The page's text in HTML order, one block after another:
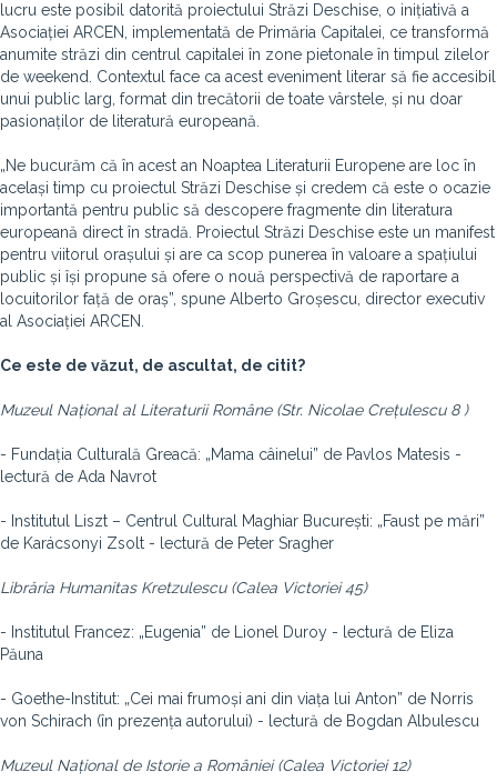
lucru este posibil datorită proiectului Străzi Deschise, o inițiativă a
Asociației ARCEN, implementată de Primăria Capitalei, ce transformă
anumite străzi din centrul capitalei în zone pietonale în timpul zilelor
de weekend. Contextul face ca acest eveniment literar să fie accesibil
unui public larg, format din trecătorii de toate vârstele, și nu doar
pasionaților de literatură europeană.
„Ne bucurăm că în acest an Noaptea Literaturii Europene are loc în
același timp cu proiectul Străzi Deschise și credem că este o ocazie
importantă pentru public să descopere fragmente din literatura
europeană direct în stradă. Proiectul Străzi Deschise este un manifest
pentru viitorul orașului și are ca scop punerea în valoare a spațiului
public și își propune să ofere o nouă perspectivă de raportare a
locuitorilor față de oraș”, spune Alberto Groșescu, director executiv
al Asociației ARCEN.
Ce este de văzut, de ascultat, de citit?
Muzeul Național al Literaturii Române (Str. Nicolae Crețulescu 8 )
- Fundația Culturală Greacă: „Mama câinelui” de Pavlos Matesis -
lectură de Ada Navrot
- Institutul Liszt – Centrul Cultural Maghiar București: „Faust pe mări”
de Karácsonyi Zsolt - lectură de Peter Sragher
Librăria Humanitas Kretzulescu (Calea Victoriei 45)
- Institutul Francez: „Eugenia” de Lionel Duroy - lectură de Eliza
Păuna
- Goethe-Institut: „Cei mai frumoși ani din viața lui Anton” de Norris
von Schirach (în prezența autorului) - lectură de Bogdan Albulescu
Muzeul Național de Istorie a României (Calea Victoriei 12)